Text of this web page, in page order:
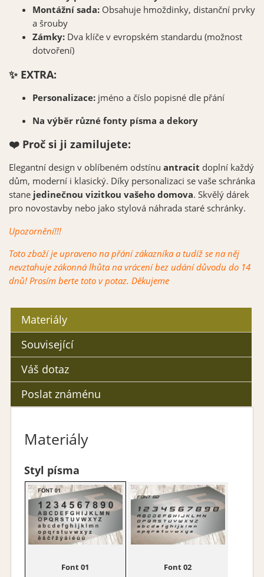
Montážní sada: Obsahuje hmoždinky, distanční prvky
a šrouby
Zámky: Dva klíče v evropském standardu (možnost
dotvoření)
✨ EXTRA:
Personalizace: jméno a číslo popisné dle přání
Na výběr různé fonty písma a dekory
❤️ Proč si ji zamilujete:
Elegantní design v oblíbeném odstínu antracit doplní každý
dům, moderní i klasický. Díky personalizaci se vaše schránka
stane jedinečnou vizitkou vašeho domova. Skvělý dárek
pro novostavby nebo jako stylová náhrada staré schránky.
Upozornění!!!
Toto zboží je upraveno na přání zákazníka a tudíž se na něj
nevztahuje zákonná lhůta na vrácení bez udání důvodu do 14
dnů! Prosím berte toto v potaz. Děkujeme
Materiály
Související
Váš dotaz
Poslat známénu
Materiály
Styl písma
Font 01 Font 02